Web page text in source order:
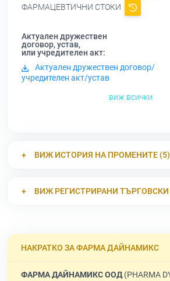
ФАРМАЦЕВТИЧНИ СТОКИ
Актуален дружествен
договор, устав,
или учредителен акт:
Актуален дружествен договор/
учредителен акт/устав
виж всички
ВИЖ ИСТОРИЯ НА ПРОМЕНИТЕ (5)
ВИЖ РЕГИСТРИРАНИ
НАКРАТКО ЗА ФАРМА ДАЙНАМИКС
ФАРМА ДАЙНАМИКС ООД(PHARMA